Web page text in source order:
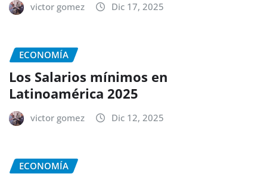
victor gomez Dic 17, 2025
ECONOMÍA
Los Salarios mínimos en
Latinoamérica 2025
victor gomez Dic 12, 2025
ECONOMÍA